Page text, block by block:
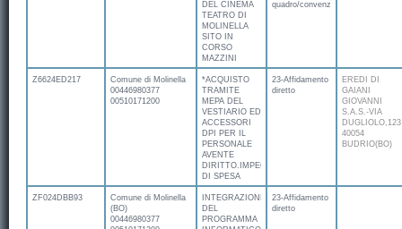
DEL CINEMA
TEATRO DI
MOLINELLA
SITO IN
CORSO
MAZZINI
quadro/convenzione
Z6624ED217
Comune di Molinella
00446980377
00510171200
*ACQUISTO
TRAMITE
MEPA DEL
VESTIARIO ED
ACCESSORI
DPI PER IL
PERSONALE
AVENTE
DIRITTO.IMPEGNO
DI SPESA
23-Affidamento
diretto
EREDI DI
GAIANI
GIOVANNI
S.A.S.-VIA
40054
BUDRIO(BO)
ZF024DBB93
Comune di Molinella
(BO)
00446980377
INTEGRAZIONE
DEL
PROGRAMMA
23-Affidamento
diretto